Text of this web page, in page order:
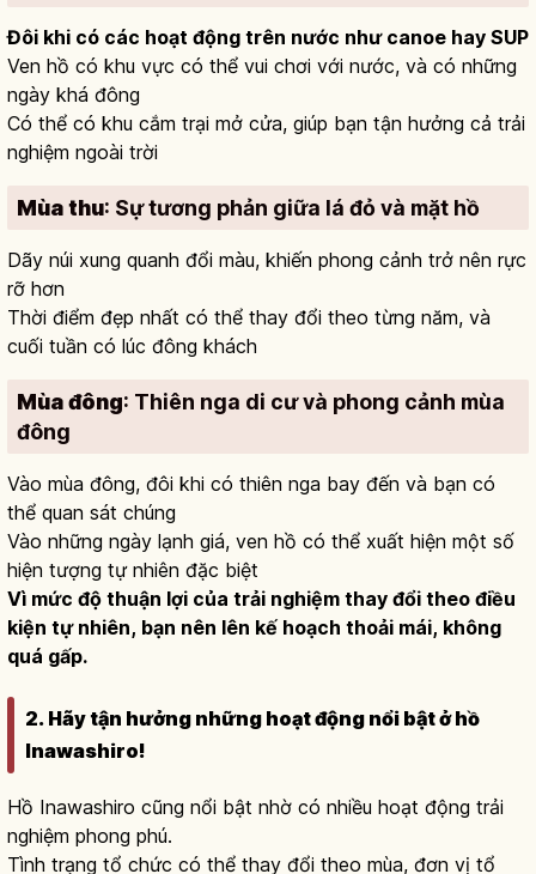
Đôi khi có các hoạt động trên nước như canoe hay SUP
Ven hồ có khu vực có thể vui chơi với nước, và có những
ngày khá đông
Có thể có khu cắm trại mở cửa, giúp bạn tận hưởng cả trải
nghiệm ngoài trời
Mùa thu: Sự tương phản giữa lá đỏ và mặt hồ
Dãy núi xung quanh đổi màu, khiến phong cảnh trở nên rực
rỡ hơn
Thời điểm đẹp nhất có thể thay đổi theo từng năm, và
cuối tuần có lúc đông khách
Mùa đông: Thiên nga di cư và phong cảnh mùa
đông
Vào mùa đông, đôi khi có thiên nga bay đến và bạn có
thể quan sát chúng
Vào những ngày lạnh giá, ven hồ có thể xuất hiện một số
hiện tượng tự nhiên đặc biệt
Vì mức độ thuận lợi của trải nghiệm thay đổi theo điều
kiện tự nhiên, bạn nên lên kế hoạch thoải mái, không
quá gấp.
2. Hãy tận hưởng những hoạt động nổi bật ở hồ
Inawashiro!
Hồ Inawashiro cũng nổi bật nhờ có nhiều hoạt động trải
nghiệm phong phú.
Tình trạng tổ chức có thể thay đổi theo mùa, đơn vị tổ